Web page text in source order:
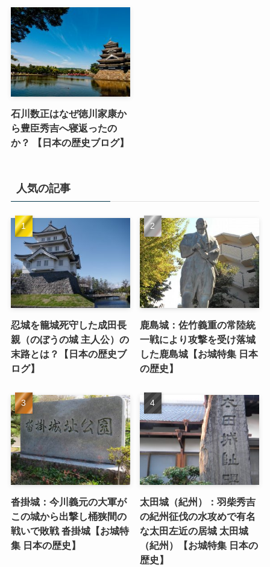
石川数正はなぜ徳川家康か
ら豊臣秀吉へ寝返ったの
か？ 【日本の歴史ブログ】
人気の記事
忍城を籠城死守した成田長
親（のぼうの城 主人公）の
末路とは？【日本の歴史ブ
ログ】
鹿島城：佐竹義重の常陸統
一戦により攻撃を受け落城
した鹿島城【お城特集 日本
の歴史】
沓掛城：今川義元の大軍が
この城から出撃し桶狭間の
戦いで敗戦 沓掛城【お城特
集 日本の歴史】
太田城（紀州）：羽柴秀吉
の紀州征伐の水攻めで有名
な太田左近の居城 太田城
（紀州）【お城特集 日本の
歴史】